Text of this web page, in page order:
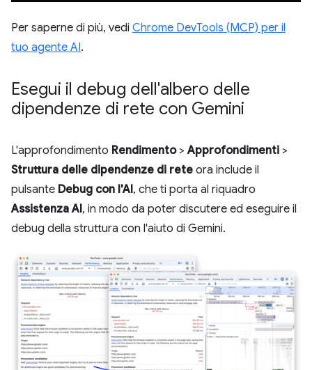
Per saperne di più, vedi Chrome DevTools (MCP) per il
tuo agente AI.
Esegui il debug dell'albero delle
dipendenze di rete con Gemini
L'approfondimento Rendimento>Approfondimenti >
Struttura delle dipendenze di rete ora include il
pulsante Debug con l'AI, che ti porta al riquadro
Assistenza AI, in modo da poter discutere ed eseguire il
debug della struttura con l'aiuto di Gemini.